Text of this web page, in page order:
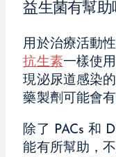
益生菌有幫助
用於治療活動
抗生素一樣使
現泌尿道感染
藥製劑可能會有
除了 PACs 和
能有所幫助，